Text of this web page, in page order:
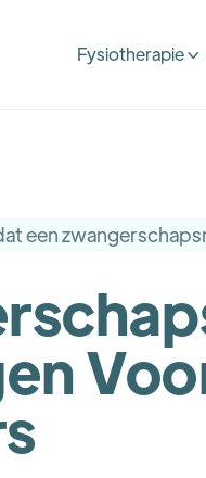
Fysiotherapie 